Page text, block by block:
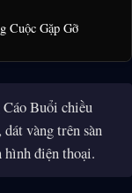
Cuộc Gặp Gỡ
Buổi chiều
vàng trên sàn
hình điện thoại.